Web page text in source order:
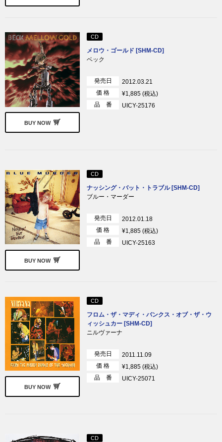
BUY NOW
CD
メロウ・ゴールド [SHM-CD]
ベック
発売日
2012.03.21
価 格
¥1,885 (税込)
品 番
UICY-25176
BUY NOW
CD
ナッシング・バット・トラブル [SHM-CD]
ブルー・マーダー
発売日
2012.01.18
価 格
¥1,885 (税込)
品 番
UICY-25163
BUY NOW
CD
フロム・ザ・マディ・バンクス・オブ・ザ・ウ
ィッシュカー [SHM-CD]
ニルヴァーナ
発売日
2011.11.09
価 格
¥1,885 (税込)
品 番
UICY-25071
CD